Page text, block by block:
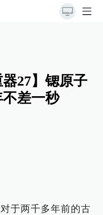
器27】锶原子
差一秒
于两千多年前的古